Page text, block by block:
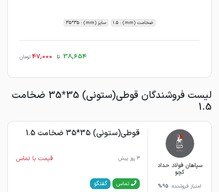
ضخامت (mm) : 1.5 سایز (mm) : 35*35
38,654 تا 47,000 تومان
لیست فروشندگان قوطی(ستونی) 35*35 ضخامت
1.5
سپاهان فولاد حداد
کچو
امتیاز فروشنده: 95%
قوطی(ستونی) 35*35 ضخامت 1.5
3 روز پیش قیمت با تماس
تماس گفتگو